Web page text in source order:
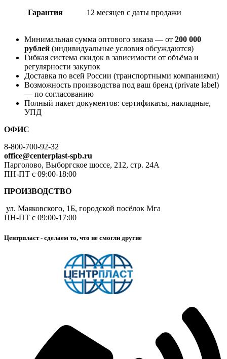
Гарантия 12 месяцев с даты продажи
Минимальная сумма оптового заказа — от 200 000
рублей (индивидуальные условия обсуждаются)
Гибкая система скидок в зависимости от объёма и
регулярности закупок
Доставка по всей России (транспортными компаниями)
Возможность производства под ваш бренд (private label)
— по согласованию
Полный пакет документов: сертификаты, накладные,
УПД
ОФИС
8-800-700-92-32
office@centerplast-spb.ru
Парголово, Выборгское шоссе, 212, стр. 24А
ПН-ПТ с 09:00-18:00
ПРОИЗВОДСТВО
ул. Маяковского, 1Б, городской посёлок Мга
ПН-ПТ с 09:00-17:00
Центрпласт - сделаем то, что не смогли другие